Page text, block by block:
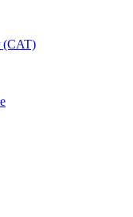
(CAT)